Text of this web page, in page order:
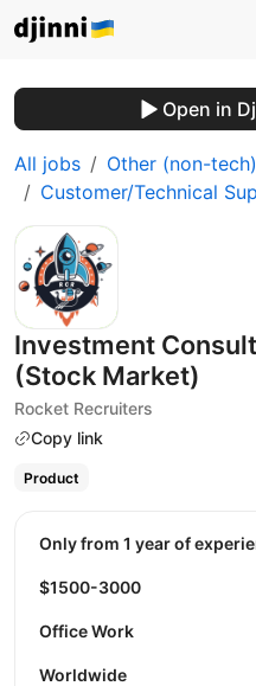
Open in
All jobs
Other (non-tech)
Customer/Technical
Investment
(Stock Market)
Rocket Recruiters
Copy link
Product
Only from 1 year of
$1500-3000
Office Work
Worldwide